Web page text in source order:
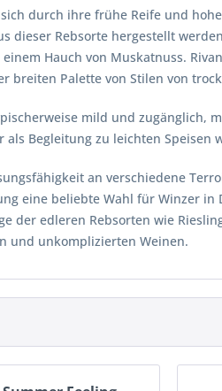
durch ihre frühe Reife und
dieser Rebsorte hergestellt
Hauch von Muskatnuss.
breiten Palette von Stilen von
mild und zugänglich,
Begleitung zu leichten Speisen
an verschiedene
eine beliebte Wahl für Winzer
der edleren Rebsorten wie
und unkomplizierten Weinen.